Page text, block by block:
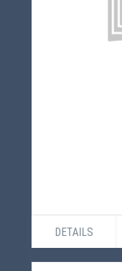
DETAILS